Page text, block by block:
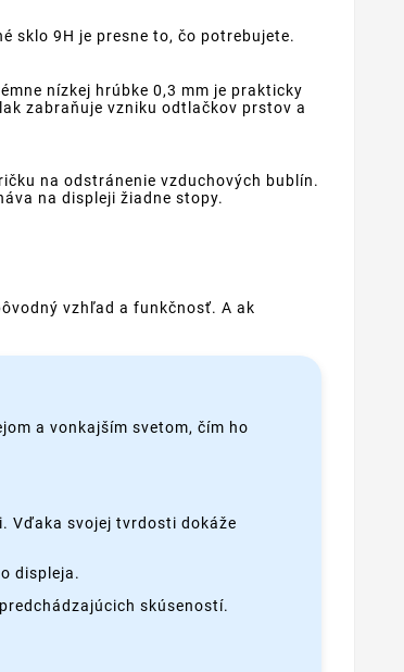
sklo 9H je presne to, čo potrebujete.
nízkej hrúbke 0,3 mm je prakticky
zabraňuje vzniku odtlačkov prstov a
na odstránenie vzduchových bublín.
na displeji žiadne stopy.
vzhľad a funkčnosť. A ak
a vonkajším svetom, čím ho
Vďaka svojej tvrdosti dokáže
displeja.
skúseností.